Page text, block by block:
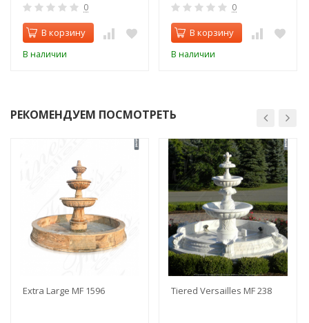
0
В корзину
В наличии
0
В корзину
В наличии
РЕКОМЕНДУЕМ ПОСМОТРЕТЬ
Extra Large MF 1596 Tiered Versailles MF 238